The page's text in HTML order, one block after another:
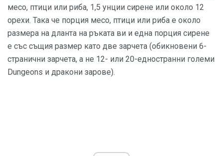
месо, птици или риба, 1,5 унции сирене или около 12
орехи. Така че порция месо, птици или риба е около
размера на дланта на ръката ви и една порция сирене
е със същия размер като две зарчета (обикновени 6-
странични зарчета, а не 12- или 20-едностранни големи
Dungeons и дракони зарове).